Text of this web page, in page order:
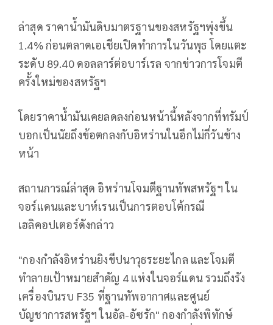
ล่าสุด ราคาน้ำมันดิบมาตรฐานของสหรัฐฯพุ่งขึ้น
1.4% ก่อนตลาดเอเชียเปิดทำการในวันพุธ โดยแตะ
ระดับ 89.40 ดอลลาร์ต่อบาร์เรล จากข่าวการโจมตี
ครั้งใหม่ของสหรัฐฯ
โดยราคาน้ำมันเคยลดลงก่อนหน้านี้หลังจากที่ทรัมป์
บอกเป็นนัยถึงข้อตกลงกับอิหร่านในอีกไม่กี่วันข้าง
หน้า
สถานการณ์ล่าสุด อิหร่านโจมตีฐานทัพสหรัฐฯ ใน
จอร์แดนและบาห์เรนเป็นการตอบโต้กรณี
เฮลิคอปเตอร์ดังกล่าว
"กองกำลังอิหร่านยิงขีปนาวุธระยะไกล และโจมตี
ทำลายเป้าหมายสำคัญ 4 แห่งในจอร์แดน รวมถึงรัง
เครื่องบินรบ F35 ที่ฐานทัพอากาศและศูนย์
บัญชาการสหรัฐฯ ในอัล-อัซรัก" กองกำลังพิทักษ์